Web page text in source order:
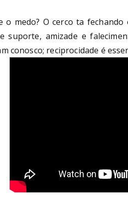
o medo? O cerco ta
suporte, amizade e
conosco; reciprocidade é